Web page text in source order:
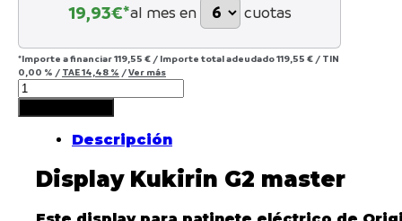
19,93€*al mes en cuotas
*Importe a financiar119,55 € / Importe total adeudado119,55 € / TIN
0,00 % / TAE14,48 % /Ver más
Display
Kukirin
G2
master
quantity
Descripción
Display Kukirin G2 master